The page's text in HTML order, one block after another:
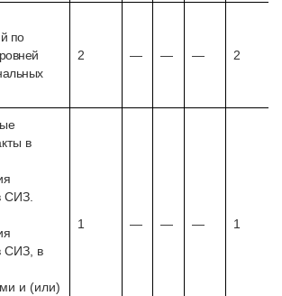
по
2 — — — 2
в
СИЗ.
СИЗ, в
и (или)
1 — — — 1